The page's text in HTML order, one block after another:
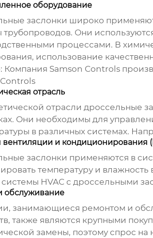
оборудование
заслонки широко
трубопроводов. Они
процессами. В
использование
Samson Controls
отрасль
отрасли дроссельные
Они необходимы для
в различных системах.
и кондиционирования
заслонки применяются в
температуру и
HVAC с дроссельными
обслуживание
занимающиеся ремонтом и
также являются крупными
замены, поэтому спрос на